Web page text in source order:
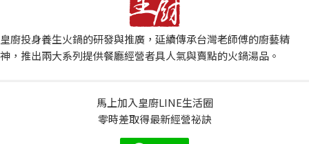
皇廚投身養生火鍋的研發與推廣，延續傳承台灣老師傅的廚藝精
神，推出兩大系列提供餐廳經營者具人氣與賣點的火鍋湯品。
馬上加入皇廚LINE生活圈
零時差取得最新經營祕訣